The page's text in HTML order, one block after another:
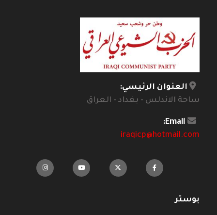
العنوان الرئيسي:
ساحة الاندلس - بغداد - العراق
Email:
iraqicp@hotmail.com
بوستر